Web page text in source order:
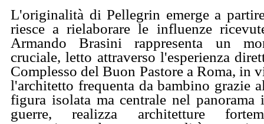
L'originalità di Pellegrin emerge a
riesce a rielaborare le influenze
Armando Brasini rappresenta un
cruciale, letto attraverso l'esperienza
Complesso del Buon Pastore a Roma, in
l'architetto frequenta da bambino grazie
figura isolata ma centrale nel panorama
guerre, realizza architetture